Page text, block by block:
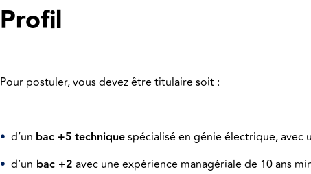
Profil
Pour postuler, vous devez être titulaire soit :
• d’un bac +5 techniquespécialisé en génie électrique,
• d’un bac +2 avec une expérience managériale de 10 ans